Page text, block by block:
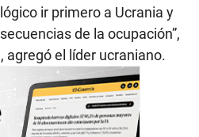
ir primero a Ucrania y
de la ocupación”,
agregó el líder ucraniano.